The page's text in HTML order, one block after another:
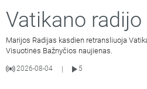
Vatikano
Marijos Radijas kasdien retransliuoja
Visuotinės Bažnyčios naujienas.
2026-08-04
5